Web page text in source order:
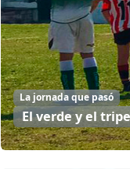
La jornada que pasó
El verde y el